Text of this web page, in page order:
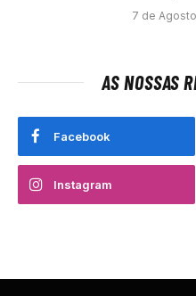
7 de
AS NOSSAS
Facebook
Instagram